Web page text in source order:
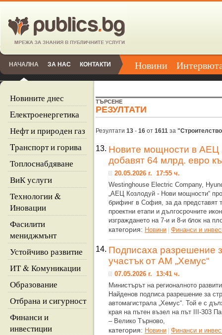
НАЧАЛНА ЗА НАС КОНТАКТИ Новини
Новините днес
Eлектроенергетика
Нефт и природен газ
Tранспорт и горива
Топлоснабдяване
ВиК услуги
Технологии &
Иновации
Фасилити
мениджмънт
Устойчиво развитие
ИТ & Комуникации
Образование
Отбрана и сигурност
Финанси и
инвестиции
ТЪРСЕНЕ
РЕЗУЛТАТИ
Резултати 13 - 16 от 1611 за
13. Новите мощности в АЕЦ
добавят 64 млрд. евро
20.05.2026 г. 17:55 ч.
Westinghouse Electric Company,
„АЕЦ Козлодуй - Нови мощности“
брифинг в София, за да представят
проектни етапи и дългосрочните
изграждането на 7-и и 8-и блок на
категория: Новини | Финанси и
14. Подписаха разрешение
участък от АМ „Хемус“
07.05.2026 г. 13:41 ч.
Министърът на регионалното
Найденов подписа разрешение за
автомагистрала „Хемус“. Той е с
края на пътен възел на път III-303
– Велико Търново,
категория: Новини | Финанси и